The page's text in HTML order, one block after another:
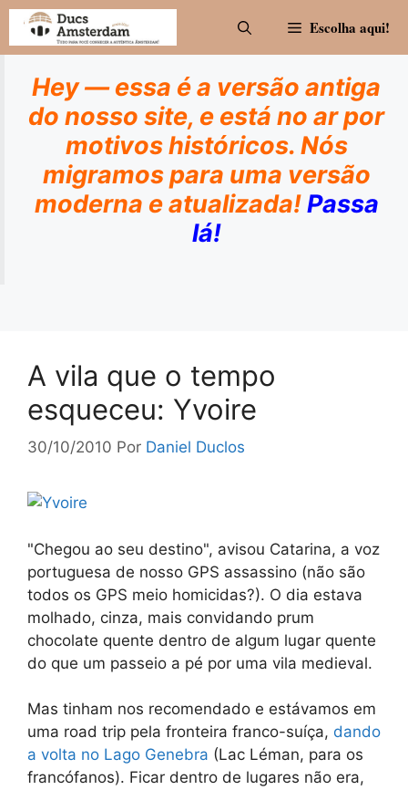
Pular
para
o
conteúdo
Escolha aqui!
Hey — essa é a versão antiga
do nosso site, e está no ar por
motivos históricos. Nós
migramos para uma versão
moderna e atualizada!Passa
lá!
A vila que o tempo
esqueceu: Yvoire
30/10/2010 Por Daniel Duclos
"Chegou ao seu destino", avisou Catarina, a voz
portuguesa de nosso GPS assassino (não são
todos os GPS meio homicidas?). O dia estava
molhado, cinza, mais convidando prum
chocolate quente dentro de algum lugar quente
do que um passeio a pé por uma vila medieval.
Mas tinham nos recomendado e estávamos em
uma road trip pela fronteira franco-suíça, dando
a volta no Lago Genebra (Lac Léman, para os
francófanos). Ficar dentro de lugares não era,